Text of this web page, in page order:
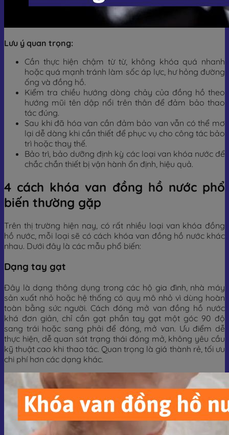
Lưu ý quan trọng:
Cần thực hiện chậm từ từ, không khóa quá nhanh
hoặc quá mạnh tránh làm sốc áp lực, hư hỏng đường
ống và đồng hồ.
Kiểm tra chiều hướng dòng chảy của đồng hồ theo
hướng mũi tên dập nổi trên thân để đảm bảo thao
tác đúng.
Sau khi đã hóa van cần đảm bảo van vẫn có thể mơ
lại dễ dàng khi cần thiết để phục vụ cho công tác bảo
trì hoặc thay thế.
Bảo trì, bảo dưỡng định kỳ các loại van khóa nước để
chắc chắn thiết bị vận hành ổn định, hiệu quả.
4 cách khóa van đồng hồ nước phổ
biến thường gặp
Trên thị trường hiện nay, có rất nhiều loại van khóa đồng
hồ nước, mỗi loại sẽ có cách khóa van đồng hồ nước khác
nhau. Dưới đây là các mẫu phổ biến:
Dạng tay gạt
Đây là dạng thông dụng trong các hộ gia đình, nhà máy
sản xuất nhỏ hoặc hệ thống có quy mô nhỏ vì dùng hoàn
toàn bằng sức người. Cách đóng mở van đồng hồ nước
khá đơn giản, chỉ cần gạt phần tay gạt một góc 90 độ
sang trái hoặc sang phải để đóng, mở van. Ưu điểm dễ
thực hiện, dễ quan sát trạng thái đóng mở, không yêu cầu
kỹ thuật cao khi thao tác. Quan trọng là giá thành rẻ, tối ưu
chi phí hơn các dạng khác.